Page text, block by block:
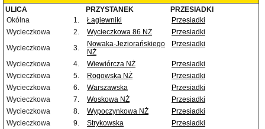
ULICA PRZYSTANEK
PRZESIADKI
Okólna
1. Łagiewniki
Przesiadki
Wycieczkowa
2. Wycieczkowa 86 NŻ
Przesiadki
Wycieczkowa
3.
Nowaka-Jeziorańskiego
NŻ
Przesiadki
Wycieczkowa 4. Wiewiórcza NŻ
Przesiadki
Wycieczkowa
5. Rogowska NŻ
Przesiadki
Wycieczkowa
6. Warszawska
Przesiadki
Wycieczkowa
7. Woskowa NŻ
Przesiadki
Wycieczkowa
8. Wypoczynkowa NŻ
Przesiadki
Wycieczkowa
9. Strykowska Przesiadki